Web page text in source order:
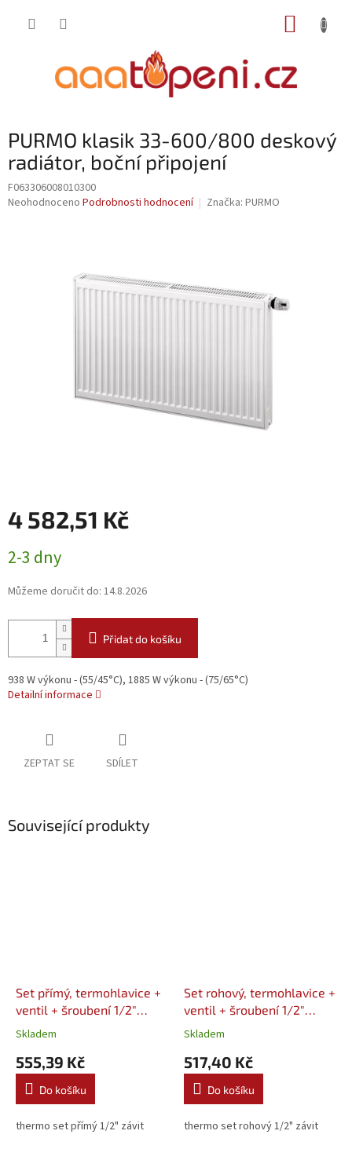
PURMO klasik 33-600/800 deskový
radiátor, boční připojení
F063306008010300
Průměrné
Neohodnoceno Podrobnosti hodnocení Značka: PURMO
4 582,51 Kč
cena:
2-3 dny
Můžeme doručit do: 14.8.2026
Přidat do košíku
938 W výkonu - (55/45°C), 1885 W výkonu - (75/65°C)
Detailní informace
ZEPTAT SE SDÍLET
Související produkty
Set přímý, termohlavice +
ventil + šroubení 1/2"
VALVEX
Skladem
555,39 Kč
Do košíku
thermo set přímý 1/2" závit
Set rohový, termohlavice +
ventil + šroubení 1/2"
VALVEX
Skladem
517,40 Kč
Do košíku
thermo set rohový 1/2" závit